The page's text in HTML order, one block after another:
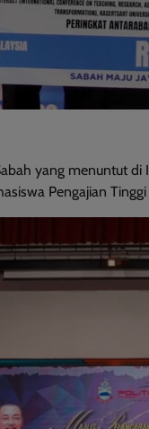
yang menuntut
Pengajian